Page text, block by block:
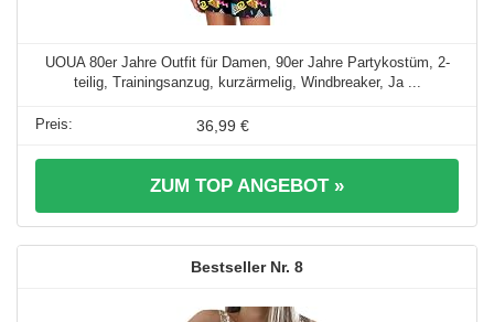
UOUA 80er Jahre Outfit für Damen, 90er Jahre Partykostüm, 2-
teilig, Trainingsanzug, kurzärmelig, Windbreaker, Ja ...
36,99 €
ZUM TOP ANGEBOT »
8